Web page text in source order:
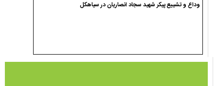
وداع و تشییع پیکر شهید سجاد انصاریان در سیاهکل